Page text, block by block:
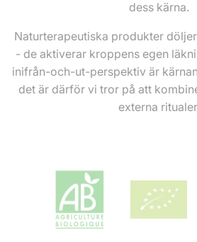
dess kärna.
Naturterapeutiska produkter
- de aktiverar kroppens egen
inifrån-och-ut-perspektiv är
det är därför vi tror på att
externa